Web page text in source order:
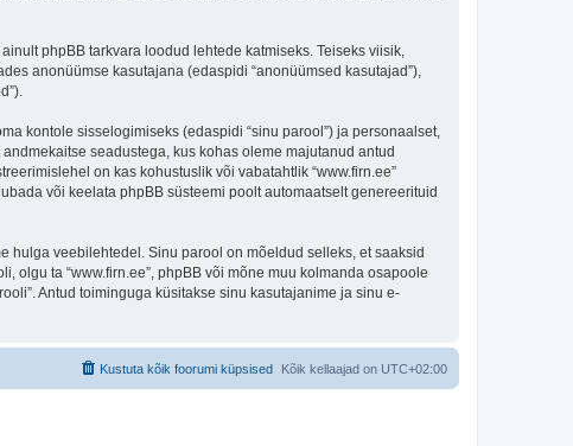
phpBB tarkvara loodud lehtede katmiseks. Teiseks viisik,
anonüümse kasutajana (edaspidi “anonüümsed kasutajad”),
kontole sisselogimiseks (edaspidi “sinu parool”) ja personaalset,
seadustega, kus kohas oleme majutanud antud
on kas kohustuslik või vabatahtlik “www.firn.ee”
või keelata phpBB süsteemi poolt automaatselt genereerituid
hulga veebilehtedel. Sinu parool on mõeldud selleks, et saaksid
olgu ta “www.firn.ee”, phpBB või mõne muu kolmanda osapoole
Antud toiminguga küsitakse sinu kasutajanime ja sinu e-
Kõik kellaajad on UTC+02:00
Kustuta kõik foorumi küpsised